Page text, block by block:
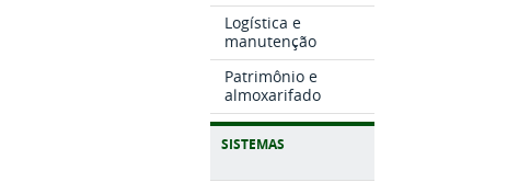
Logística e
manutenção
Patrimônio e
almoxarifado
SISTEMAS